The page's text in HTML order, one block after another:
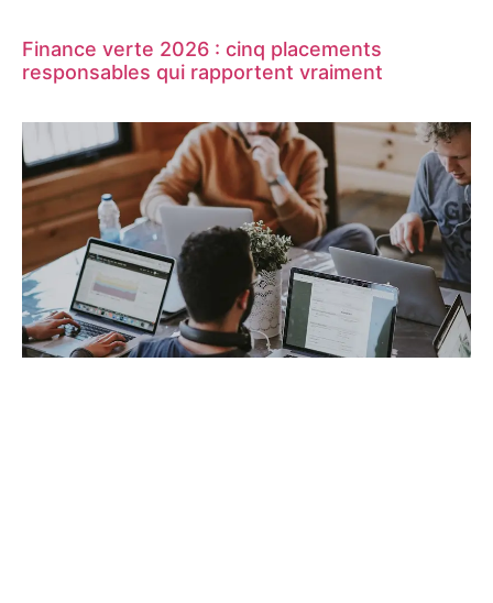
Finance verte 2026 : cinq placements
responsables qui rapportent vraiment